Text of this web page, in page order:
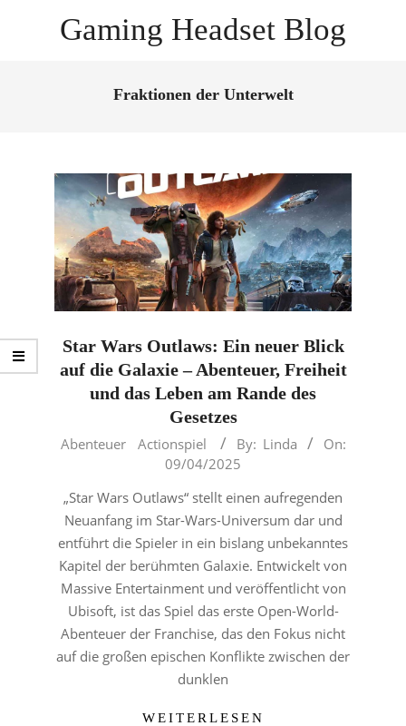
Gaming Headset Blog
Fraktionen der Unterwelt
Star Wars Outlaws: Ein neuer Blick
auf die Galaxie – Abenteuer, Freiheit
und das Leben am Rande des
Gesetzes
2025-
Abenteuer Actionspiel By: Linda
On:
09/04/2025
„Star Wars Outlaws“ stellt einen aufregenden
Neuanfang im Star-Wars-Universum dar und
entführt die Spieler in ein bislang unbekanntes
Kapitel der berühmten Galaxie. Entwickelt von
Massive Entertainment und veröffentlicht von
Ubisoft, ist das Spiel das erste Open-World-
Abenteuer der Franchise, das den Fokus nicht
auf die großen epischen Konflikte zwischen der
dunklen
WEITERLESEN